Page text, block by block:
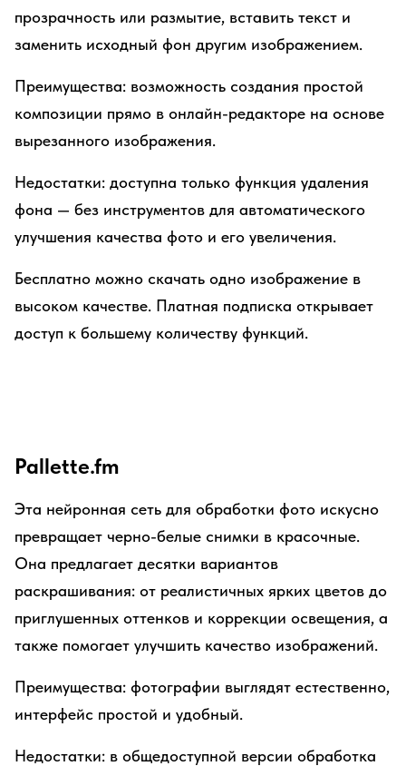
прозрачность или размытие, вставить текст и
заменить исходный фон другим изображением.
Преимущества: возможность создания простой
композиции прямо в онлайн-редакторе на основе
вырезанного изображения.
Недостатки: доступна только функция удаления
фона — без инструментов для автоматического
улучшения качества фото и его увеличения.
Бесплатно можно скачать одно изображение в
высоком качестве. Платная подписка открывает
доступ к большему количеству функций.
Pallette.fm
Эта нейронная сеть для обработки фото искусно
превращает черно-белые снимки в красочные.
Она предлагает десятки вариантов
раскрашивания: от реалистичных ярких цветов до
приглушенных оттенков и коррекции освещения, а
также помогает улучшить качество изображений.
Преимущества: фотографии выглядят естественно,
интерфейс простой и удобный.
Недостатки: в общедоступной версии обработка